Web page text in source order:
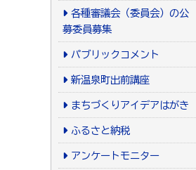
各種審議会（委員会）の公
募委員募集
パブリックコメント
新温泉町出前講座
まちづくりアイデアはがき
ふるさと納税
アンケートモニター